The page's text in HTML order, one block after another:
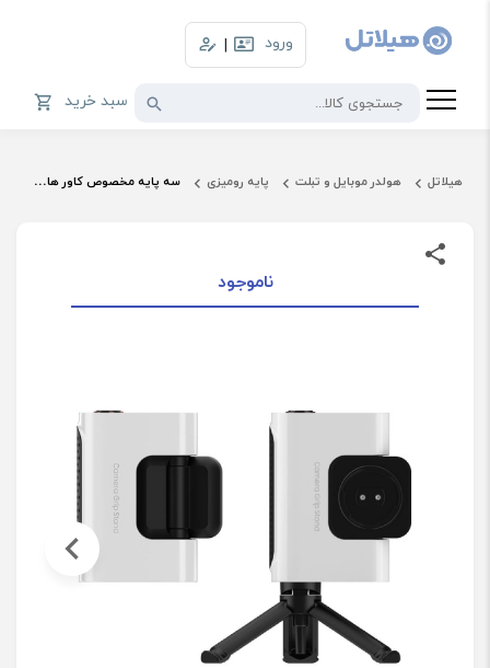
ورود |
سبد خرید
هیلاتل هولدر موبایل و تبلت پایه رومیزی سه پایه مخصوص کاور های اورجینال مدل Gadget Case سامسونگ مدل GP-TOS911
ناموجود